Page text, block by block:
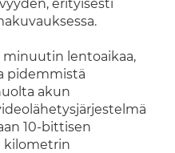
erityisesti
minuutin lentoaikaa,
pidemmistä
akun
10-bittisen
kilometrin